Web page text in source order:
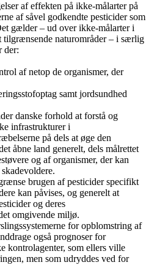
af effekten på ikke-målarter på
af såvel godkendte pesticider som
gælder – ud over ikke-målarter i
tilgrænsende naturområder – i særlig
der:
af netop de organismer, der
samt jordsundhed
danske forhold at forstå og
infrastrukturer i
på dels at øge den
åbne land generelt, dels målrettet
og af organismer, der kan
brugen af pesticider specifikt
kan påvises, og generelt at
og deres
omgivende miljø.
for opblomstring af
også prognoser for
kontrolagenter, som ellers ville
men som udryddes ved for